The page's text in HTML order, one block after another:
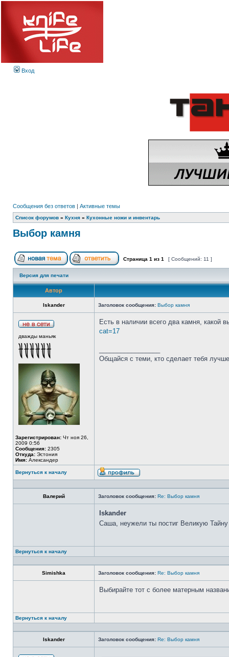
Вход
Сообщения без ответов | Активные темы
Список форумов » Кухня » Кухонные ножи и инвентарь
Выбор камня
Страница 1 из 1 [ Сообщений: 11 ]
Версия для печати
Автор
Iskander Заголовок сообщения: Выбор камня
дважды маньяк
Зарегистрирован: Чт ноя 26,
2009 0:56
Сообщения: 2305
Откуда: Эстония
Имя: Александер
Есть в наличии всего два камня, какой
cat=17
Общайся с теми, кто сделает тебя
Вернуться к началу
Валерий Заголовок сообщения: Re: Выбор камня
Iskander
Саша, неужели ты постиг Великую
Вернуться к началу
Simishka Заголовок сообщения: Re: Выбор камня
Выбирайте тот с более матерным
Вернуться к началу
Iskander Заголовок сообщения: Re: Выбор камня